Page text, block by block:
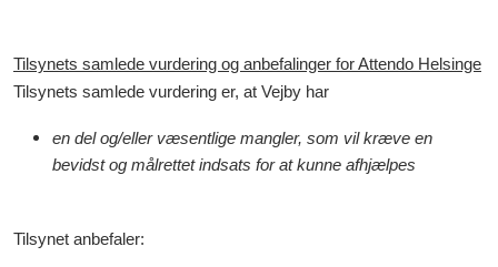
Tilsynets samlede vurdering og anbefalinger for Attendo Helsinge
Tilsynets samlede vurdering er, at Vejby har
en del og/eller væsentlige mangler, som vil kræve en
bevidst og målrettet indsats for at kunne afhjælpes
Tilsynet anbefaler: